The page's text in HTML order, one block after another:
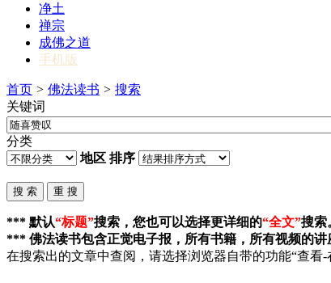
净土
禅宗
成佛之道
手机版
首页 > 佛法读书 > 搜索
关键词
分类
地区 排序
*** 默认“标题”搜索，您也可以选择更详细的“全文”搜索
*** 佛法读书包含正觉电子报，所有书籍，所有视频的讲
在搜索出的文章中查阅，请选择浏览器自带的功能“查看-